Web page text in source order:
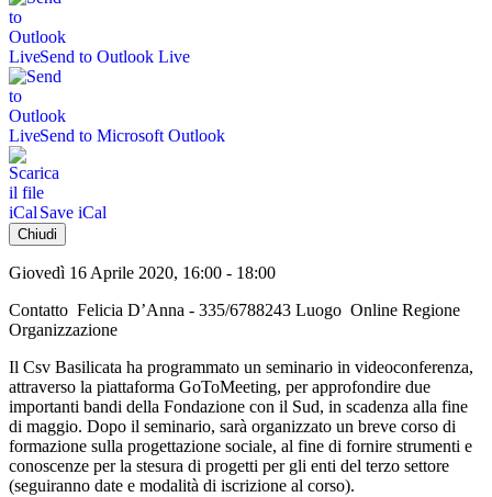
Send to Outlook Live
Send to Microsoft Outlook
Save iCal
Chiudi
Giovedì 16 Aprile 2020, 16:00 - 18:00
Contatto Felicia D’Anna - 335/6788243 Luogo Online Regione
Organizzazione
Il Csv Basilicata ha programmato un seminario in videoconferenza,
attraverso la piattaforma GoToMeeting, per approfondire due
importanti bandi della Fondazione con il Sud, in scadenza alla fine
di maggio. Dopo il seminario, sarà organizzato un breve corso di
formazione sulla progettazione sociale, al fine di fornire strumenti e
conoscenze per la stesura di progetti per gli enti del terzo settore
(seguiranno date e modalità di iscrizione al corso).